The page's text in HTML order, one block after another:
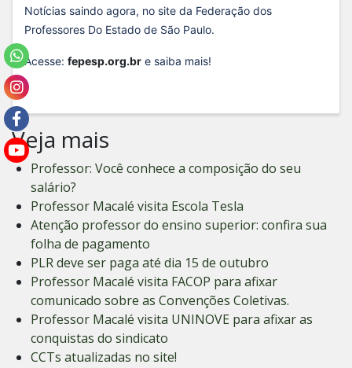
Notícias saindo agora, no site da Federação dos
Professores Do Estado de São Paulo.
Acesse: fepesp.org.br e saiba mais!
Veja mais
Professor: Você conhece a composição do seu
salário?
Professor Macalé visita Escola Tesla
Atenção professor do ensino superior: confira sua
folha de pagamento
PLR deve ser paga até dia 15 de outubro
Professor Macalé visita FACOP para afixar
comunicado sobre as Convenções Coletivas.
Professor Macalé visita UNINOVE para afixar as
conquistas do sindicato
CCTs atualizadas no site!